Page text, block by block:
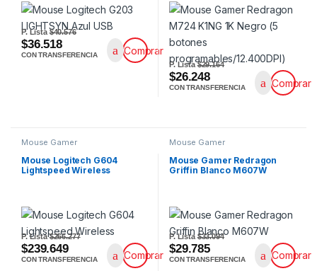
P. Lista$40.576
$36.518
CON TRANSFERENCIA Comprar
P. Lista$29.164
$26.248
CON TRANSFERENCIA Comprar
Mouse Gamer
Mouse Logitech G604
Lightspeed Wireless
P. Lista$266.277
$239.649
CON TRANSFERENCIA Comprar
Mouse Gamer
Mouse Gamer Redragon
Griffin Blanco M607W
P. Lista$33.094
$29.785
CON TRANSFERENCIA Comprar